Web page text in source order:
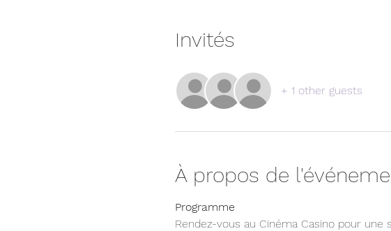
Invités
+ 1 other guests
À propos de
Programme
Rendez-vous au Cinéma Casino pour